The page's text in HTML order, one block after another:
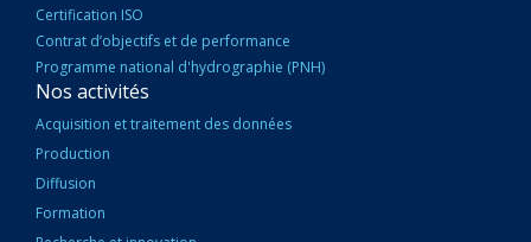
Certification ISO
Contrat d’objectifs et de performance
Programme national d'hydrographie (PNH)
Nos activités
Acquisition et traitement des données
Production
Diffusion
Formation